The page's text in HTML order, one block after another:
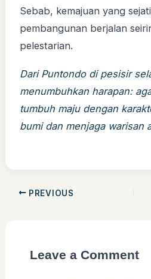
Sebab, kemajuan yang
pembangunan berjalan
pelestarian.
Dari Puntondo di pesisir
menumbuhkan harapan:
tumbuh maju dengan
bumi dan menjaga warisan
PREVIOUS
Leave a Comment